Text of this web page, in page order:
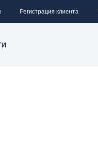
Регистрация клиента